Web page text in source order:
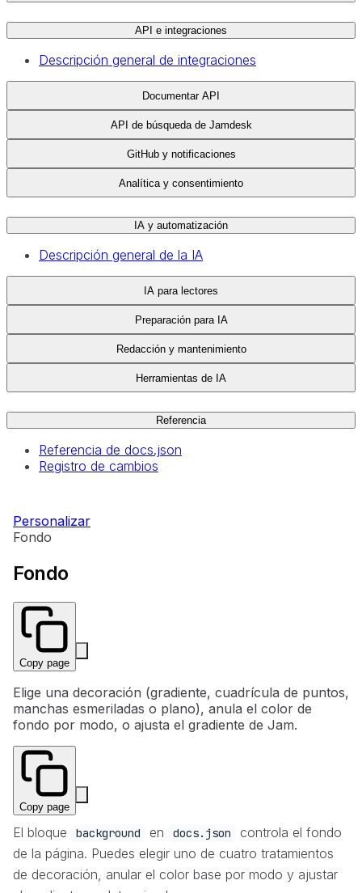
API e integraciones
Descripción general de integraciones
Documentar API
API de búsqueda de Jamdesk
GitHub y notificaciones
Analítica y consentimiento
IA y automatización
Descripción general de la IA
IA para lectores
Preparación para IA
Redacción y mantenimiento
Herramientas de IA
Referencia
Referencia de docs.json
Registro de cambios
Personalizar
Fondo
Fondo
Copy page
Elige una decoración (gradiente, cuadrícula de puntos,
manchas esmeriladas o plano), anula el color de
fondo por modo, o ajusta el gradiente de Jam.
Copy page
El bloque background en docs.json
controla el fondo
de la página. Puedes elegir uno de cuatro tratamientos
de decoración, anular el color base por modo y ajustar